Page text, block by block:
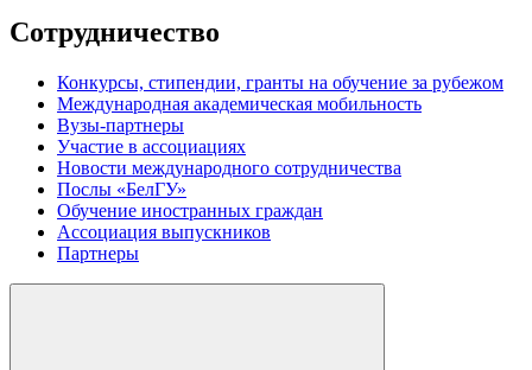
Сотрудничество
Конкурсы, стипендии, гранты на обучение за рубежом
Международная академическая мобильность
Вузы-партнеры
Участие в ассоциациях
Новости международного сотрудничества
Послы «БелГУ»
Обучение иностранных граждан
Ассоциация выпускников
Партнеры